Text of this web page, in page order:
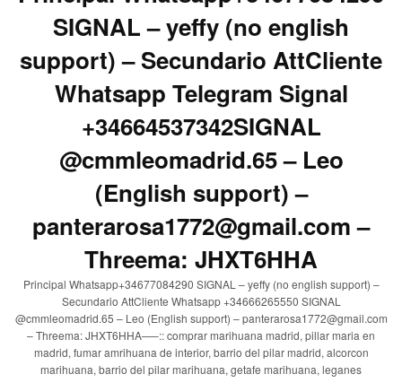
SIGNAL – yeffy (no english
support) – Secundario AttCliente
Whatsapp Telegram Signal
+34664537342SIGNAL
@cmmleomadrid.65 – Leo
(English support) –
panterarosa1772@gmail.com –
Threema: JHXT6HHA
Principal Whatsapp+34677084290 SIGNAL – yeffy (no english support) –
Secundario AttCliente Whatsapp +34666265550 SIGNAL
@cmmleomadrid.65 – Leo (English support) – panterarosa1772@gmail.com
– Threema: JHXT6HHA—–:: comprar marihuana madrid, pillar maria en
madrid, fumar amrihuana de interior, barrio del pilar madrid, alcorcon
marihuana, barrio del pilar marihuana, getafe marihuana, leganes